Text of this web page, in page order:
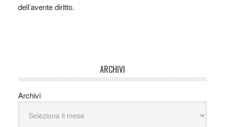
dell’avente diritto.
ARCHIVI
Archivi